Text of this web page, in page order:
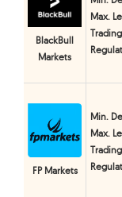
BlackBull
Markets
Max.
FP Markets
Min.
Max.